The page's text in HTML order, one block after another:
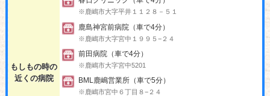
もしもの時の
近くの病院
※鹿嶋市大字平井１１２８－５１
鹿島神宮前病院（車で4分）
※鹿嶋市大字宮中１９９５−２４
前田病院（車で4分）
※鹿嶋市大字宮中5201
BML鹿嶋営業所（車で5分）
※鹿嶋市宮中６丁目８−２４